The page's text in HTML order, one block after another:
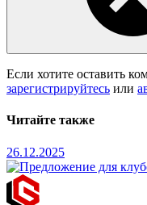
Если хотите оставить
зарегистрируйтесь или
Читайте также
26.12.2025